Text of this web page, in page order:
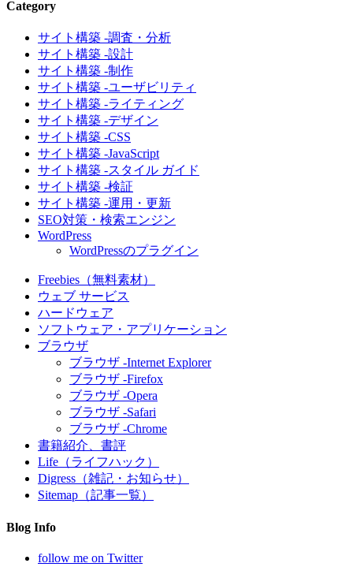
Category
サイト構築 -調査・分析
サイト構築 -設計
サイト構築 -制作
サイト構築 -ユーザビリティ
サイト構築 -ライティング
サイト構築 -デザイン
サイト構築 -CSS
サイト構築 -JavaScript
サイト構築 -スタイル ガイド
サイト構築 -検証
サイト構築 -運用・更新
SEO対策・検索エンジン
WordPress
WordPressのプラグイン
Freebies（無料素材）
ウェブ サービス
ハードウェア
ソフトウェア・アプリケーション
ブラウザ
ブラウザ -Internet Explorer
ブラウザ -Firefox
ブラウザ -Opera
ブラウザ -Safari
ブラウザ -Chrome
書籍紹介、書評
Life（ライフハック）
Digress（雑記・お知らせ）
Sitemap（記事一覧）
Blog Info
follow me on Twitter